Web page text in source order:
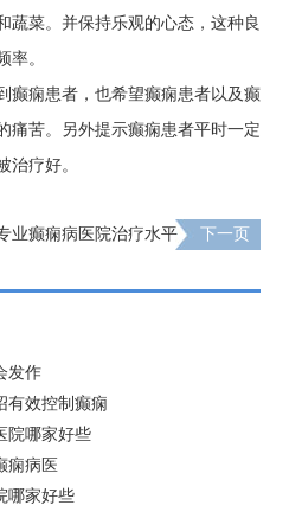
蔬菜。并保持乐观的心态，这种良
率。
癫痫患者，也希望癫痫患者以及癫
痛苦。另外提示癫痫患者平时一定
疗好。
业癫痫病医院治疗水平 下一页
发作
有效控制癫痫
院哪家好些
痫病医
哪家好些